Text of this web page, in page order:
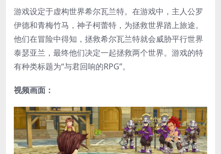
游戏设定于虚构世界希尔瓦兰特。在游戏中，主人公罗
伊德和青梅竹马，神子柯蕾特，为拯救世界踏上旅途。
他们在冒险中得知，拯救希尔瓦兰特就会威胁平行世界
泰瑟亚兰，最终他们决定一起拯救两个世界。游戏的特
有种类标题为“与君回响的RPG”。
视频画面：